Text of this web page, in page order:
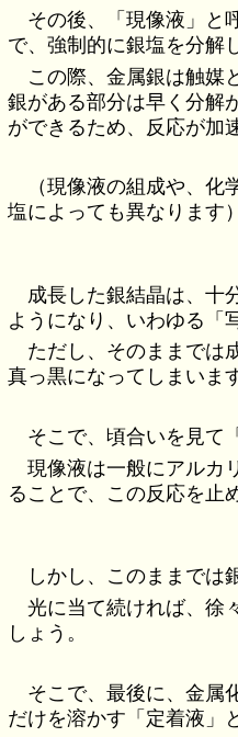
その後、「現像液」と
で、強制的に銀塩を分解
この際、金属銀は触媒
銀がある部分は早く分解
ができるため、反応が加
（現像液の組成や、
塩によっても異なります）
成長した銀結晶は、十
ようになり、いわゆる「
ただし、そのままでは
真っ黒になってしまいま
そこで、頃合いを見て
現像液は一般にアルカ
ることで、この反応を止
しかし、このままでは
光に当て続ければ、徐
しょう。
そこで、最後に、金属
だけを溶かす「定着液」